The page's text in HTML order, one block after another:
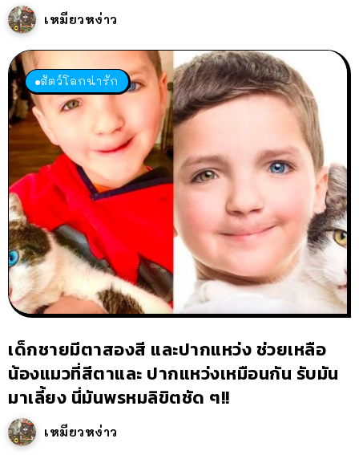
เหมียวหง่าว
สัตว์โลกน่ารัก
เด็กชายมีตาสองสี และปากแหว่ง ช่วยเหลือ
น้องแมวที่สีตาและ ปากแหว่งเหมือนกัน รับมัน
มาเลี้ยง นี่มันพรหมลิขิตชัด ๆ!!
เหมียวหง่าว